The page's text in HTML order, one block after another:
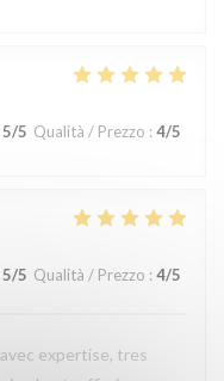
5/5 Qualità / Prezzo : 4/5
5/5 Qualità / Prezzo : 4/5
expertise, tres